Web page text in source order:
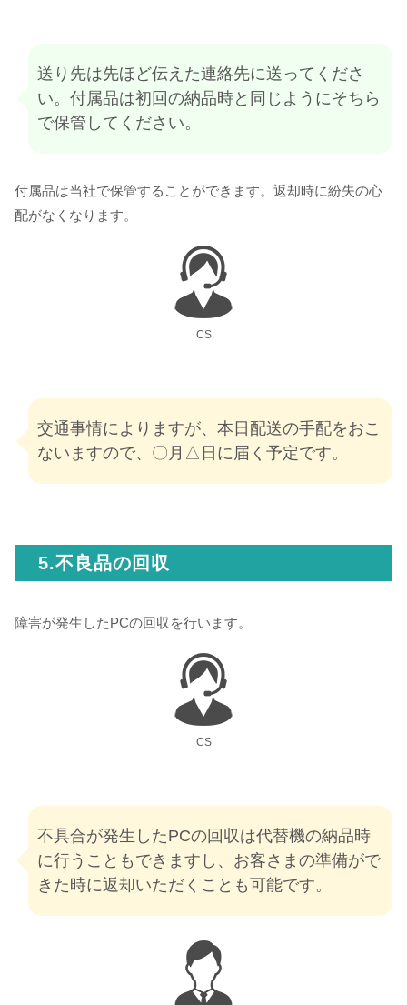
送り先は先ほど伝えた連絡先に送ってくださ
い。付属品は初回の納品時と同じようにそちら
で保管してください。
付属品は当社で保管することができます。返却時に紛失の心
配がなくなります。
CS
交通事情によりますが、本日配送の手配をおこ
ないますので、〇月△日に届く予定です。
5.不良品の回収
障害が発生したPCの回収を行います。
CS
不具合が発生したPCの回収は代替機の納品時
に行うこともできますし、お客さまの準備がで
きた時に返却いただくことも可能です。